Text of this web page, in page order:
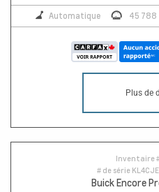
Automatique 45 788
Plus de
Inventaire
# de série
Buick Encore